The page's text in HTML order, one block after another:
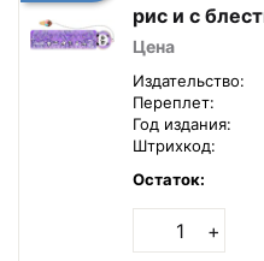
рис и с
подвесом
Цена
Издательство:
Переплет:
Год издания:
Штрихкод:
Остаток:
+